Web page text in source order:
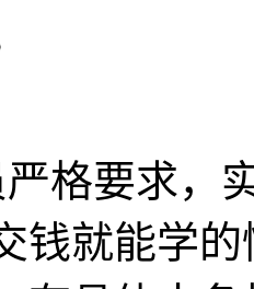
严格要求
钱就能学